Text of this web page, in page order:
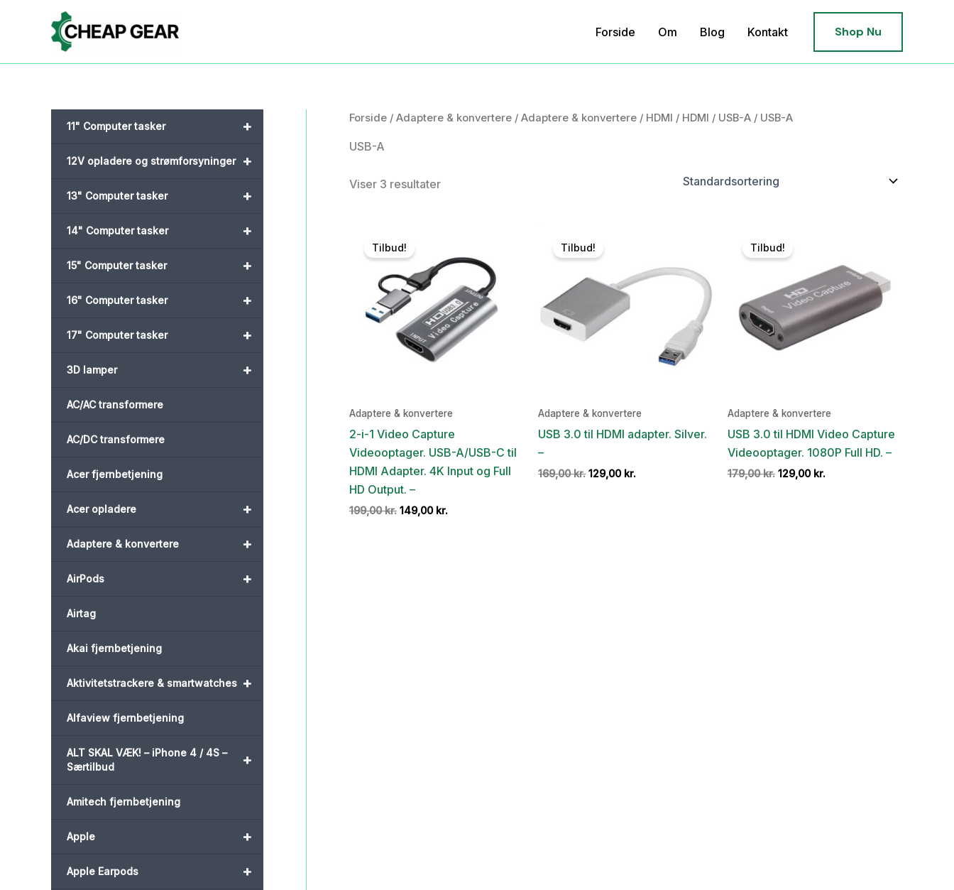
Forside Om Blog Kontakt Shop Nu
+
11" Computer tasker
+
12V opladere og strømforsyninger
+
13" Computer tasker
+
14" Computer tasker
+
15" Computer tasker
+
16" Computer tasker
+
17" Computer tasker
+
3D lamper
AC/AC transformere
AC/DC transformere
Acer fjernbetjening
+
Acer opladere
+
Adaptere & konvertere
+
AirPods
Airtag
Akai fjernbetjening
+
Aktivitetstrackere & smartwatches
Alfaview fjernbetjening
+
ALT SKAL VÆK! – iPhone 4 / 4S –
Særtilbud
Amitech fjernbetjening
+
Apple
+
Apple Earpods
Forside / Adaptere & konvertere / Adaptere & konvertere / HDMI / HDMI / USB-A / USB-A
USB-A
Viser 3 resultater
Tilbud!
Adaptere & konvertere
2-i-1 Video Capture
Videooptager. USB-A/USB-C til
HDMI Adapter. 4K Input og Full
HD Output. –
199,00kr. Den
149,00 kr.
Tilbud!
Adaptere & konvertere
USB 3.0 til HDMI adapter. Silver.
–
169,00kr. Den
129,00 kr.
Tilbud!
Adaptere & konvertere
USB 3.0 til HDMI Video Capture
Videooptager. 1080P Full HD. –
179,00kr. Den
129,00 kr.Den